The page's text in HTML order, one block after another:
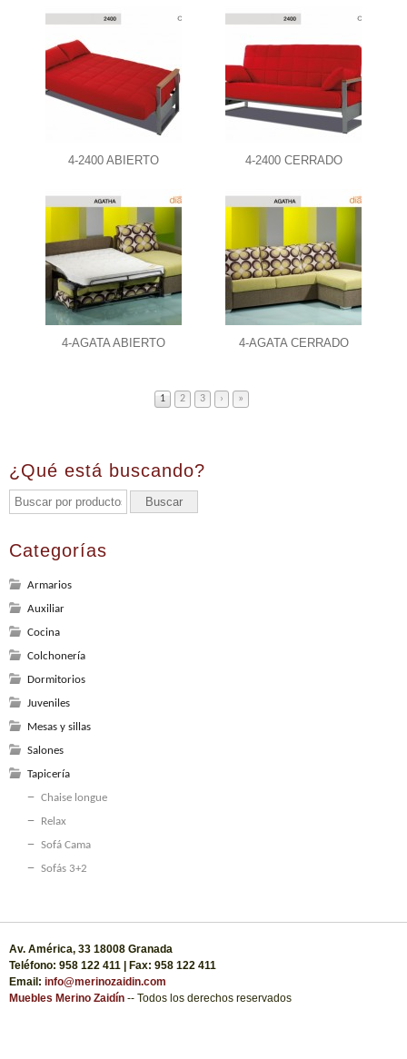
4-2400 ABIERTO 4-2400 CERRADO
4-AGATA ABIERTO 4-AGATA CERRADO
1 2 3 › »
¿Qué está buscando?
Categorías
Armarios
Auxiliar
Cocina
Colchonería
Dormitorios
Juveniles
Mesas y sillas
Salones
Tapicería
Chaise longue
Relax
Sofá Cama
Sofás 3+2
Av. América, 33 18008 Granada
Teléfono: 958 122 411 | Fax: 958 122 411
Email: info@merinozaidin.com
Muebles Merino Zaidín -- Todos los derechos reservados